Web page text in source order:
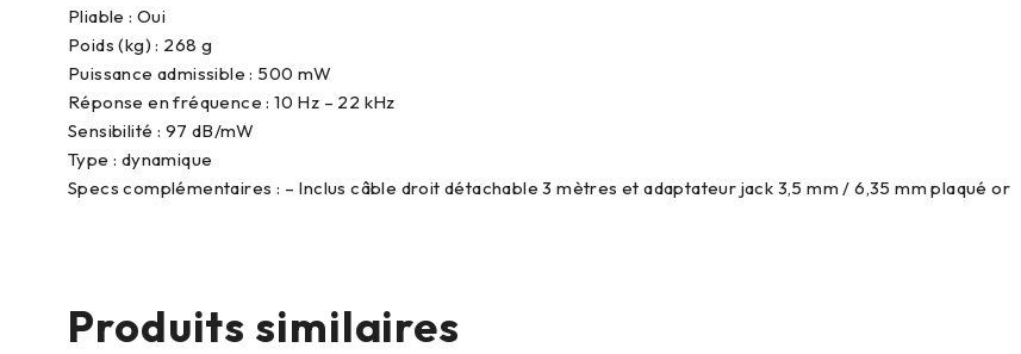
Pliable : Oui
Poids (kg) : 268 g
Puissance admissible : 500 mW
Réponse en fréquence : 10 Hz – 22 kHz
Sensibilité : 97 dB/mW
Type : dynamique
Specs complémentaires : – Inclus câble droit détachable 3 mètres et adaptateur jack 3,5 mm / 6,35 mm plaqué or
Produits similaires